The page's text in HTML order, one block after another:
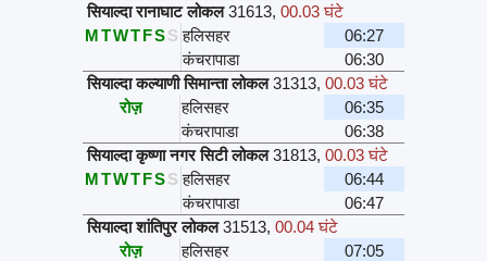
सियाल्दा रानाघाट लोकल 31613, 00.03 घंटे
MTWTFSS हलिसहर
06:27
कंचरापाडा
06:30
सियाल्दा कल्याणी सिमान्ता लोकल 31313, 00.03 घंटे
रोज़
हलिसहर
06:35
कंचरापाडा
06:38
सियाल्दा कृष्णा नगर सिटी लोकल 31813, 00.03 घंटे
MTWTFSS हलिसहर
06:44
कंचरापाडा
06:47
सियाल्दा शांतिपुर लोकल 31513, 00.04 घंटे
रोज़
हलिसहर
07:05